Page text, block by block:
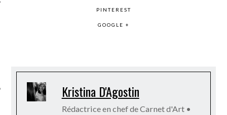
PINTEREST
GOOGLE +
Kristina D'Agostin
Rédactrice en chef de Carnet d'Art •